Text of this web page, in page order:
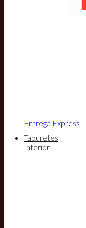
Entrega Express
Taburetes
Interior